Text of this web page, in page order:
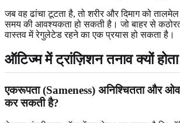
जब वह ढांचा टूटता है, तो शरीर और दिमाग को तालमेल
समय की आवश्यकता हो सकती है। जो बाहर से
वास्तव में रेगुलेटेड रहने का एक प्रयास हो सकता है।
ऑटिज्म में ट्रांज़िशन तनाव क्यों
एकरूपता (Sameness) अनिश्चितता और
कर सकती है?